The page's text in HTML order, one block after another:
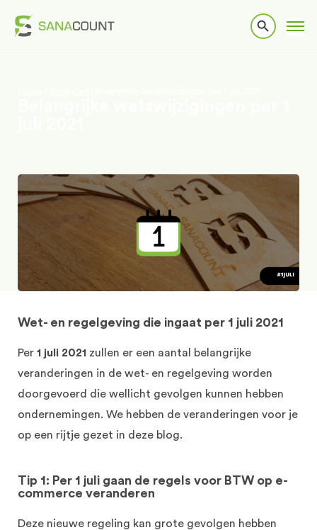
Wet- en regelgeving die ingaat per 1 juli 2021
Per 1 juli 2021 zullen er een aantal belangrijke
veranderingen in de wet- en regelgeving worden
doorgevoerd die wellicht gevolgen kunnen hebben
ondernemingen. We hebben de veranderingen voor je
op een rijtje gezet in deze blog.
Tip 1: Per 1 juli gaan de regels voor BTW op e-
commerce veranderen
Deze nieuwe regeling kan grote gevolgen hebben